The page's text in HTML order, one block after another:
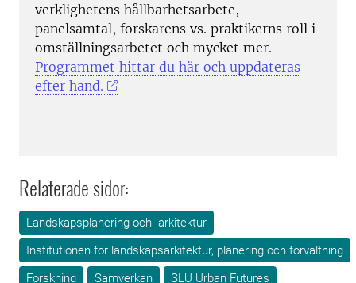
verklighetens hållbarhetsarbete,
panelsamtal, forskarens vs. praktikerns roll i
omställningsarbetet och mycket mer.
Programmet hittar du här och uppdateras
efter hand.
Relaterade sidor:
Landskapsplanering och -arkitektur
Institutionen för landskapsarkitektur, planering och förvaltning
Forskning
Samverkan
SLU Urban Futures